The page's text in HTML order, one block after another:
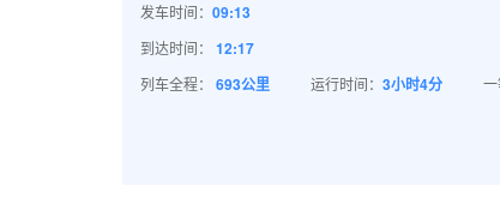
发车时间： 09:13
到达时间： 12:17
列车全程： 693公里 运行时间： 3小时4分 一